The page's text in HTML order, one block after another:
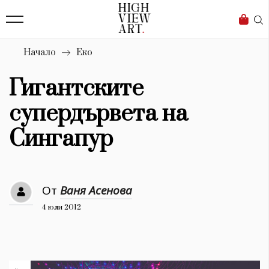
Бизнес
Мода
Dialogue
Изкуство
4340
Дизайн
Книги
Начало Еко
Гигантските
супердървета на
Сингапур
От Ваня Асенова
4 юли 2012